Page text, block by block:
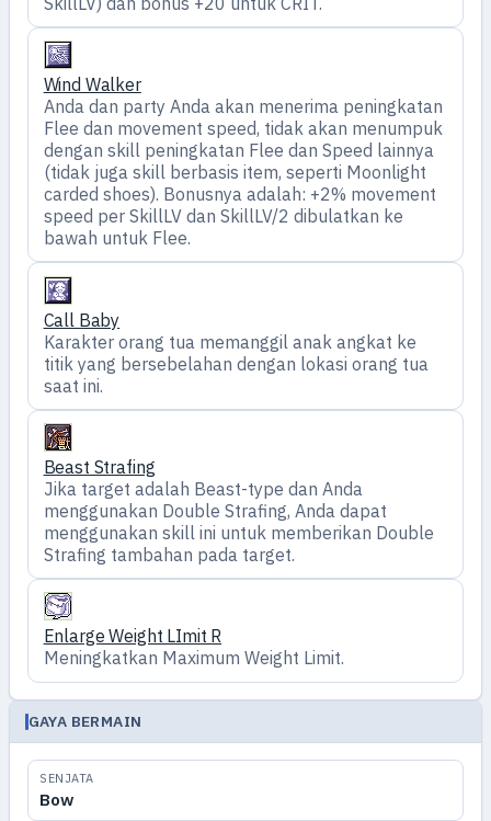
Wind Walker
Anda dan party Anda akan menerima peningkatan
Flee dan movement speed, tidak akan menumpuk
dengan skill peningkatan Flee dan Speed lainnya
(tidak juga skill berbasis item, seperti Moonlight
carded shoes). Bonusnya adalah: +2% movement
speed per SkillLV dan SkillLV/2 dibulatkan ke
bawah untuk Flee.
Call Baby
Karakter orang tua memanggil anak angkat ke
titik yang bersebelahan dengan lokasi orang tua
saat ini.
Beast Strafing
Jika target adalah Beast-type dan Anda
menggunakan Double Strafing, Anda dapat
menggunakan skill ini untuk memberikan Double
Strafing tambahan pada target.
Enlarge Weight LImit R
Meningkatkan Maximum Weight Limit.
GAYA BERMAIN
SENJATA
Bow